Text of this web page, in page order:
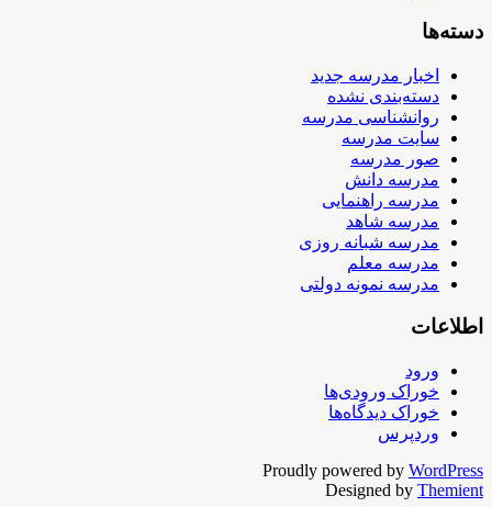
دسته‌ها
اخبار مدرسه جدید
دسته‌بندی نشده
روانشناسی مدرسه
سایت مدرسه
صور مدرسه
مدرسه دانش
مدرسه راهنمایی
مدرسه شاهد
مدرسه شبانه روزی
مدرسه معلم
مدرسه نمونه دولتی
اطلاعات
ورود
خوراک ورودی‌ها
خوراک دیدگاه‌ها
وردپرس
Proudly powered by WordPress
Designed by Themient